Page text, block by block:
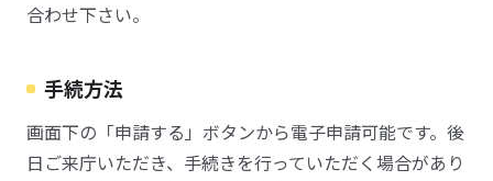
合わせ下さい。
手続方法
画面下の「申請する」ボタンから電子申請可能です。後
日ご来庁いただき、手続きを行っていただく場合があり